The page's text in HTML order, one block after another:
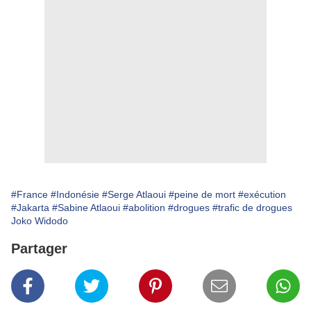
#France #Indonésie #Serge Atlaoui #peine de mort #exécution
#Jakarta #Sabine Atlaoui #abolition #drogues #trafic de drogues
Joko Widodo
Partager